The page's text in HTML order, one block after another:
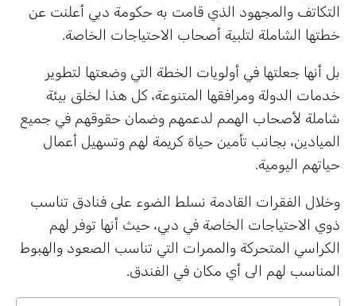
التكاتف والمجهود الذي قامت به حكومة دبي أعلنت عن
خطتها الشاملة لتلبية أصحاب الاحتياجات الخاصة.
بل أنها جعلتها في أولويات الخطة التي وضعتها لتطوير
خدمات الدولة ومرافقها المتنوعة، كل هذا لخلق بيئة
شاملة لأصحاب الهمم لدعمهم وضمان حقوقهم في جميع
الميادين، بجانب تأمين حياة كريمة لهم وتسهيل أعمال
حياتهم اليومية.
وخلال الفقرات القادمة نسلط الضوء على فنادق تناسب
ذوي الاحتياجات الخاصة في دبي، حيث أنها توفر لهم
الكراسي المتحركة والممرات التي تناسب الصعود والهبوط
المناسب لهم الى أي مكان في الفندق.